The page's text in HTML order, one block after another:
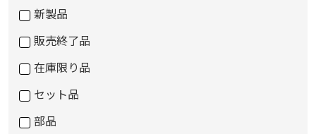
新製品
販売終了品
在庫限り品
セット品
部品